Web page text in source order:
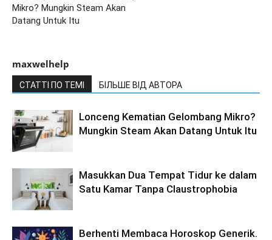
Mikro? Mungkin Steam Akan
Datang Untuk Itu
maxwelhelp
СТАТТІ ПО ТЕМІ БІЛЬШЕ ВІД АВТОРА
Lonceng Kematian Gelombang Mikro?
Mungkin Steam Akan Datang Untuk Itu
Masukkan Dua Tempat Tidur ke dalam
Satu Kamar Tanpa Claustrophobia
Berhenti Membaca Horoskop Generik.